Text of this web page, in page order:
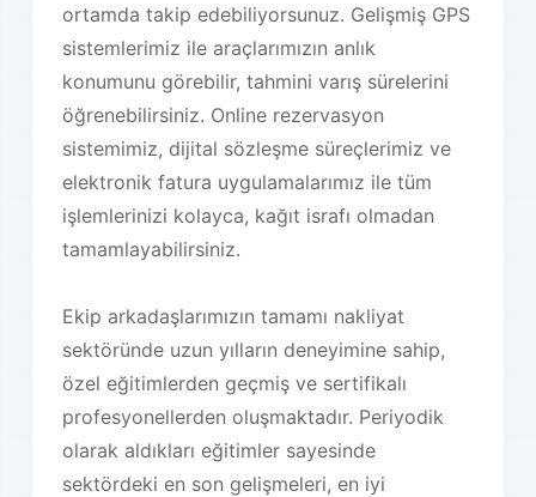
ortamda takip edebiliyorsunuz. Gelişmiş GPS
sistemlerimiz ile araçlarımızın anlık
konumunu görebilir, tahmini varış sürelerini
öğrenebilirsiniz. Online rezervasyon
sistemimiz, dijital sözleşme süreçlerimiz ve
elektronik fatura uygulamalarımız ile tüm
işlemlerinizi kolayca, kağıt israfı olmadan
tamamlayabilirsiniz.
Ekip arkadaşlarımızın tamamı nakliyat
sektöründe uzun yılların deneyimine sahip,
özel eğitimlerden geçmiş ve sertifikalı
profesyonellerden oluşmaktadır. Periyodik
olarak aldıkları eğitimler sayesinde
sektördeki en son gelişmeleri, en iyi